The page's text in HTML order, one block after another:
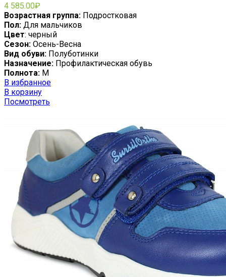
4 585.00₽
Возрастная группа: Подростковая
Пол: Для мальчиков
Цвет: черный
Сезон: Осень-Весна
Вид обуви: Полуботинки
Назначение: Профилактическая обувь
Полнота: M
В избранное
В корзину
Посмотреть